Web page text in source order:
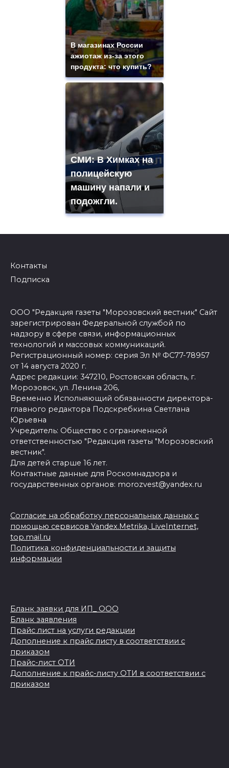
В магазинах России
ажиотаж из-за этого
продукта: что купить?
СМИ: В Химках на
полицейскую
машину напали и
подожгли.
Контакты
Подписка
ООО "Редакция газеты "Морозовский вестник" Сайт
зарегистрирован Федеральной службой по
надзору в сфере связи, информационных
технологий и массовых коммуникаций.
Регистрационный номер: серия Эл № ФС77-78957
от 14 августа 2020 г.
Адрес редакции: 347210, Ростовская область, г.
Морозовск, ул. Ленина 206,
Временно Исполняющий обязанности директора-
главного редактора Подскребкина Светлана
Юрьевна
Учредитель: Общество с ограниченной
ответственностью "Редакция газеты "Морозовский
вестник".
Для детей старше 16 лет.
Контактные данные для Роскомнадзора и
государственных органов: morozvest@yandex.ru
Согласие на обработку персональных данных с
помощью сервисов Yandex.Metrika, LiveInternet,
top.mail.ru
Политика конфиденциальности и защиты
информации
Бланк заявки для ИП_ ООО
Бланк заявления
Прайс лист на услуги редакции
Дополнение к прайс листу в соответствии с
приказом
Прайс-лист ОТИ
Дополнение к прайс-листу ОТИ в соответствии с
приказом